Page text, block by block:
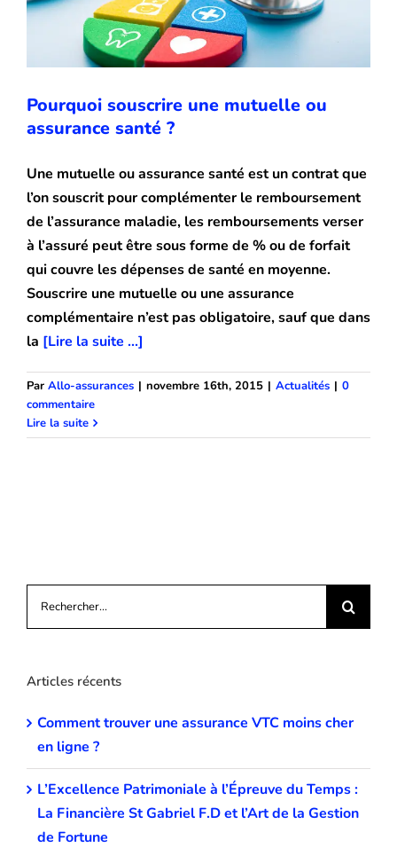
Pourquoi souscrire une mutuelle ou
assurance santé ?
Une mutuelle ou assurance santé est un contrat que
l’on souscrit pour complémenter le remboursement
de l’assurance maladie, les remboursements verser
à l’assuré peut être sous forme de % ou de forfait
qui couvre les dépenses de santé en moyenne.
Souscrire une mutuelle ou une assurance
complémentaire n’est pas obligatoire, sauf que dans
la [Lire la suite ...]
Par Allo-assurances | novembre 16th, 2015 | Actualités | 0
commentaire
Lire la suite
Articles récents
Comment trouver une assurance VTC moins cher
en ligne ?
L’Excellence Patrimoniale à l’Épreuve du Temps :
La Financière St Gabriel F.D et l’Art de la Gestion
de Fortune